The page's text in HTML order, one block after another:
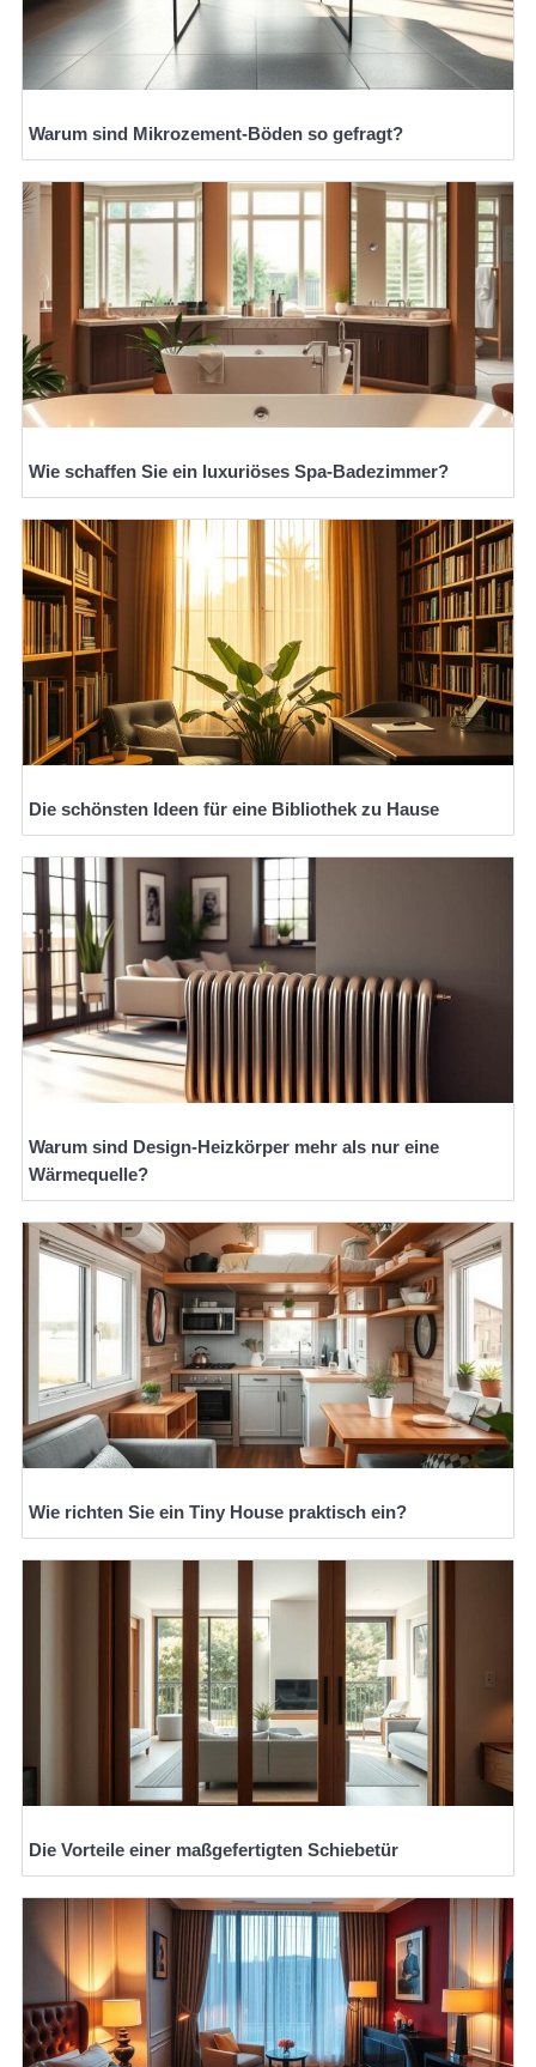
Warum sind Mikrozement-Böden so gefragt?
Wie schaffen Sie ein luxuriöses Spa-Badezimmer?
Die schönsten Ideen für eine Bibliothek zu Hause
Warum sind Design-Heizkörper mehr als nur eine
Wärmequelle?
Wie richten Sie ein Tiny House praktisch ein?
Die Vorteile einer maßgefertigten Schiebetür